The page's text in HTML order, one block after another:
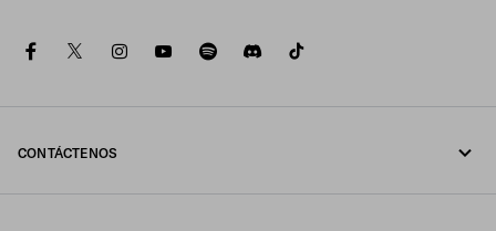
facebooktwitterinstagramyoutubespotifydiscord
CONTÁCTENOS